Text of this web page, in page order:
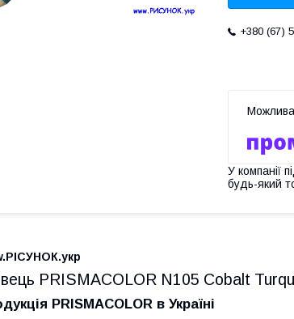
+380 (67)
У компанії
будь-який
PRISMACOLOR N105 Cobalt
PRISMACOLOR в Україні